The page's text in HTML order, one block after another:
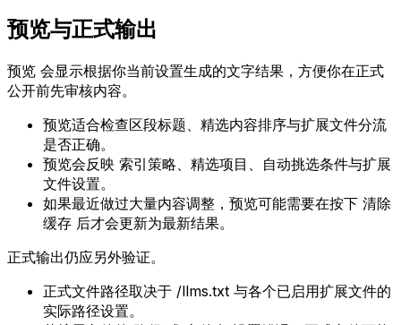
预览与正式输出
预览 会显示根据你当前设置生成的文字结果，方便你在正式
公开前先审核内容。
预览适合检查区段标题、精选内容排序与扩展文件分流
是否正确。
预览会反映 索引策略、 精选项目 、自动挑选条件与扩展
文件设置。
如果最近做过大量内容调整，预览可能需要在按下 清除
缓存 后才会更新为最新结果。
正式输出仍应另外验证。
正式文件路径取决于 /llms.txt 与各个已启用扩展文件的
实际路径设置。